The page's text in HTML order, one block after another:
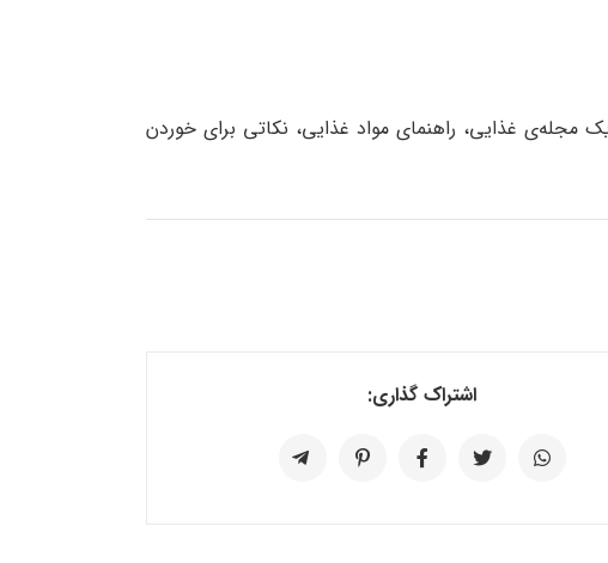
مجله‌ی غذایی، راهنمای مواد غذایی، نکاتی برای خوردن
اشتراک گذاری: